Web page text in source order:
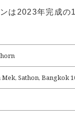
は2023年完成
Sathon, Bangkok